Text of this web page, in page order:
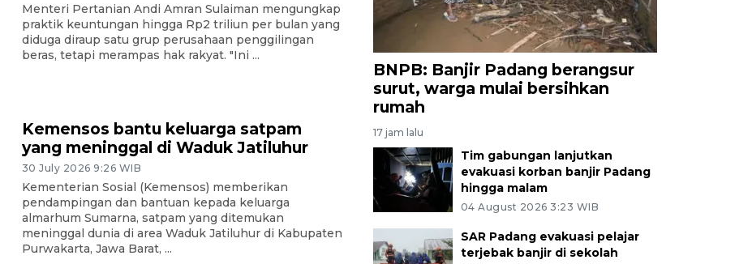
Menteri Pertanian Andi Amran Sulaiman mengungkap
praktik keuntungan hingga Rp2 triliun per bulan yang
diduga diraup satu grup perusahaan penggilingan
beras, tetapi merampas hak rakyat. "Ini ...
Kemensos bantu keluarga satpam
yang meninggal di Waduk Jatiluhur
30 July 2026 9:26 WIB
Kementerian Sosial (Kemensos) memberikan
pendampingan dan bantuan kepada keluarga
almarhum Sumarna, satpam yang ditemukan
meninggal dunia di area Waduk Jatiluhur di Kabupaten
Purwakarta, Jawa Barat, ...
BNPB: Banjir Padang berangsur
surut, warga mulai bersihkan
rumah
17 jam lalu
Tim gabungan lanjutkan
evakuasi korban banjir Padang
hingga malam
04 August 2026 3:23 WIB
SAR Padang evakuasi pelajar
terjebak banjir di sekolah